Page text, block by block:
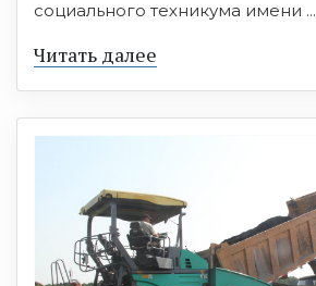
социального техникума имени ...
Читать далее